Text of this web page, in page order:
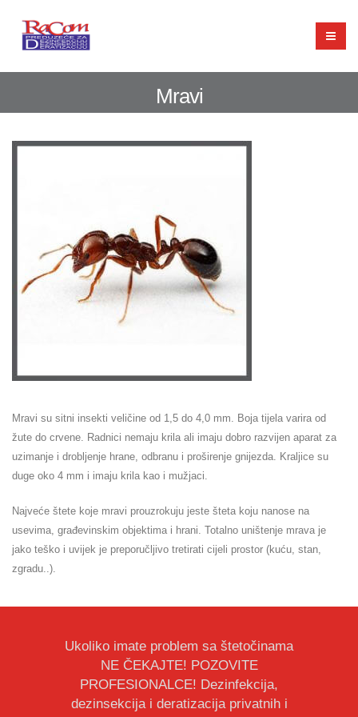
Mravi
Mravi su sitni insekti veličine od 1,5 do 4,0 mm. Boja tijela varira od
žute do crvene. Radnici nemaju krila ali imaju dobro razvijen aparat za
uzimanje i drobljenje hrane, odbranu i proširenje gnijezda. Kraljice su
duge oko 4 mm i imaju krila kao i mužjaci.
Najveće štete koje mravi prouzrokuju jeste šteta koju nanose na
usevima, građevinskim objektima i hrani. Totalno uništenje mrava je
jako teško i uvijek je preporučljivo tretirati cijeli prostor (kuću, stan,
zgradu..).
Ukoliko imate problem sa štetočinama
NE ČEKAJTE! POZOVITE
PROFESIONALCE! Dezinfekcija,
dezinsekcija i deratizacija privatnih i